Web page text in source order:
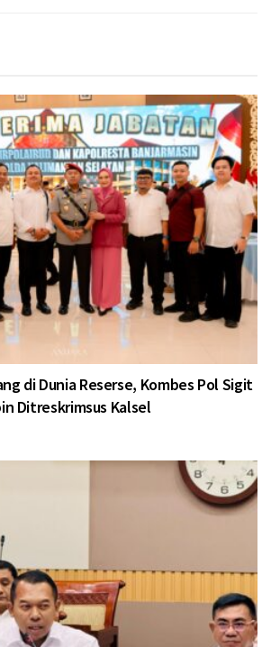
di Dunia Reserse, Kombes Pol Sigit
Ditreskrimsus Kalsel